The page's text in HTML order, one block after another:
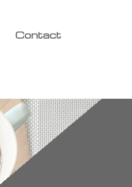
Contact